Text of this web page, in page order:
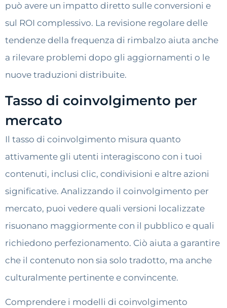
può avere un impatto diretto sulle conversioni e
sul ROI complessivo. La revisione regolare delle
tendenze della frequenza di rimbalzo aiuta anche
a rilevare problemi dopo gli aggiornamenti o le
nuove traduzioni distribuite.
Tasso di coinvolgimento per
mercato
Il tasso di coinvolgimento misura quanto
attivamente gli utenti interagiscono con i tuoi
contenuti, inclusi clic, condivisioni e altre azioni
significative. Analizzando il coinvolgimento per
mercato, puoi vedere quali versioni localizzate
risuonano maggiormente con il pubblico e quali
richiedono perfezionamento. Ciò aiuta a garantire
che il contenuto non sia solo tradotto, ma anche
culturalmente pertinente e convincente.
Comprendere i modelli di coinvolgimento